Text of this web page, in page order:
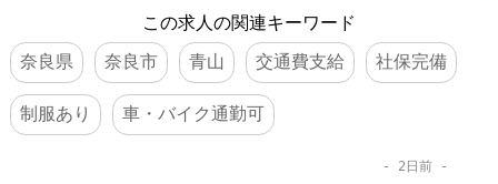
この求人の関連キーワード
奈良県
奈良市 青山 交通費支給 社保完備
制服あり 車・バイク通勤可
2日前